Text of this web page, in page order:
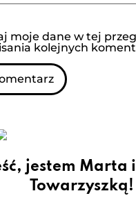
moje dane w tej
kolejnych
jestem Marta
Towarzyszką!